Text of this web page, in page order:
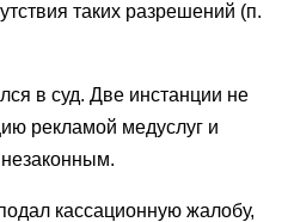
таких разрешений (п.
в суд. Две инстанции не
рекламой медуслуг и
кассационную жалобу,